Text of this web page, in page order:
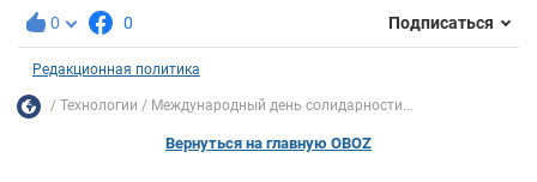
0 0 Подписаться
Редакционная политика
Технологии Международный день солидарности...
Вернуться на главную OBOZ